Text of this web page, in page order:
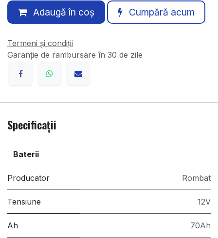
Adaugă în coș Cumpără acum
Termeni și condiții
Garanție de rambursare în 30 de zile
Specificații
Baterii
Producator Rombat
Tensiune 12V
Ah 70Ah